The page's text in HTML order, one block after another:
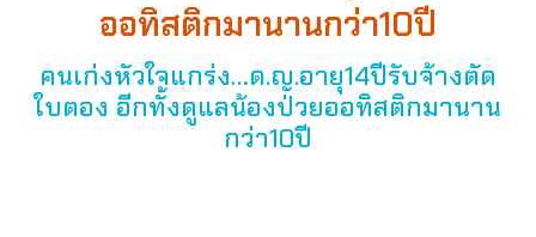
ออทิสติกมานานกว่า10ปี
คนเก่งหัวใจแกร่ง…ด.ญ.อายุ14ปีรับจ้างตัด
ใบตอง อีกทั้งดูแลน้องป่วยออทิสติกมานาน
กว่า10ปี